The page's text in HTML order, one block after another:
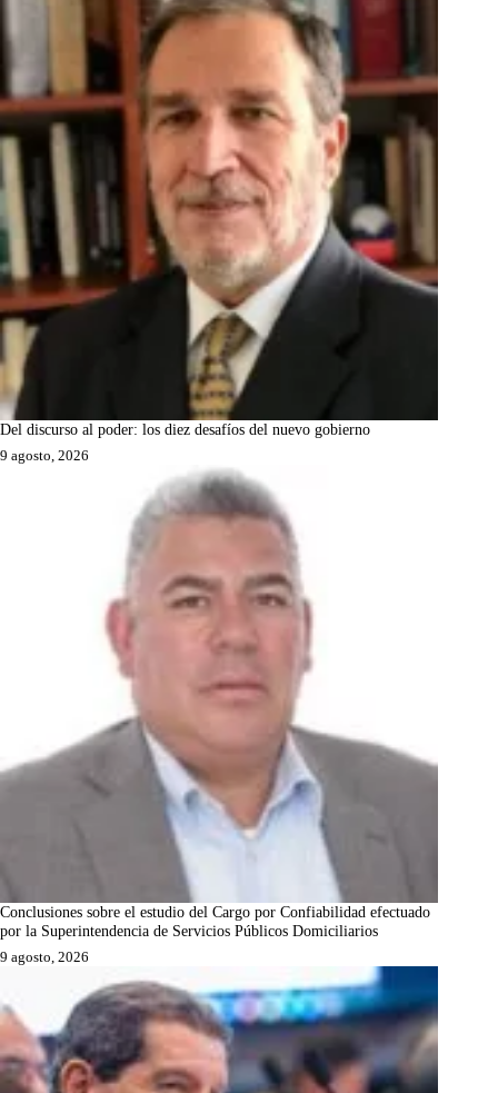
Del discurso al poder: los diez desafíos del nuevo gobierno
9 agosto, 2026
Conclusiones sobre el estudio del Cargo por Confiabilidad efectuado
por la Superintendencia de Servicios Públicos Domiciliarios
9 agosto, 2026